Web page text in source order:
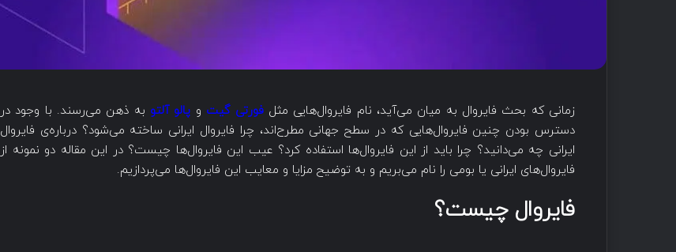
زمانی که بحث فایروال به میان می‌آید، نام فایروال‌هایی مثلفورتی گیت و پالو آلتو به ذهن می‌رسند. با وجود در
دسترس بودن چنین فایروال‌هایی که در سطح جهانی مطرح‌اند، چرا فایروال ایرانی ساخته می‌شود؟ درباره‌ی فایروال
ایرانی چه می‌دانید؟ چرا باید از این فایروال‌ها استفاده کرد؟ عیب این فایروال‌ها چیست؟ در این مقاله دو نمونه از
فایروال‌های ایرانی یا بومی را نام می‌بریم و به توضیح مزایا و معایب این فایروال‌ها می‌پردازیم.
فایروال چیست؟